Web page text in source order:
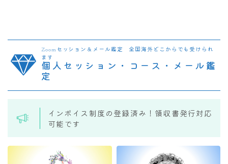
Zoomセッション＆メール鑑定 全国海外どこからでも受けられ
ます
個人セッション・コース・メール鑑
定
インボイス制度の登録済み！領収書発行対応
可能です